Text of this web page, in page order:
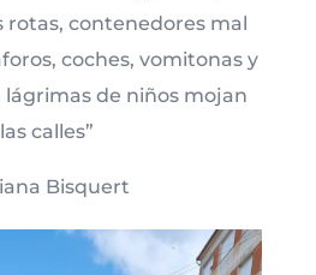
contenedores mal
coches, vomitonas y
de niños mojan
las calles”
Bisquert